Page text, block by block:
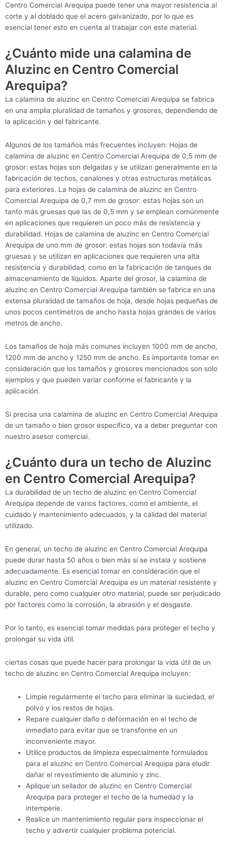
Centro Comercial Arequipa puede tener una mayor resistencia al
corte y al doblado que el acero galvanizado, por lo que es
esencial tener esto en cuenta al trabajar con este material.
¿Cuánto mide una calamina de
Aluzinc en Centro Comercial
Arequipa?
La calamina de aluzinc en Centro Comercial Arequipa se fabrica
en una amplia pluralidad de tamaños y grosores, dependiendo de
la aplicación y del fabricante.
Algunos de los tamaños más frecuentes incluyen: Hojas de
calamina de aluzinc en Centro Comercial Arequipa de 0,5 mm de
grosor: estas hojas son delgadas y se utilizan generalmente en la
fabricación de techos, canalones y otras estructuras metálicas
para exteriores. La hojas de calamina de aluzinc en Centro
Comercial Arequipa de 0,7 mm de grosor: estas hojas son un
tanto más gruesas que las de 0,5 mm y se emplean comúnmente
en aplicaciones que requieren un poco más de resistencia y
durabilidad. Hojas de calamina de aluzinc en Centro Comercial
Arequipa de uno mm de grosor: estas hojas son todavía más
gruesas y se utilizan en aplicaciones que requieren una alta
resistencia y durabilidad, como en la fabricación de tanques de
almacenamiento de líquidos. Aparte del grosor, la calamina de
aluzinc en Centro Comercial Arequipa también se fabrica en una
extensa pluralidad de tamaños de hoja, desde hojas pequeñas de
unos pocos centímetros de ancho hasta hojas grandes de varios
metros de ancho.
Los tamaños de hoja más comunes incluyen 1000 mm de ancho,
1200 mm de ancho y 1250 mm de ancho. Es importante tomar en
consideración que los tamaños y grosores mencionados son solo
ejemplos y que pueden variar conforme el fabricante y la
aplicación.
Si precisa una calamina de aluzinc en Centro Comercial Arequipa
de un tamaño o bien grosor específico, va a deber preguntar con
nuestro asesor comercial.
¿Cuánto dura un techo de Aluzinc
en Centro Comercial Arequipa?
La durabilidad de un techo de aluzinc en Centro Comercial
Arequipa depende de varios factores, como el ambiente, el
cuidado y mantenimiento adecuados, y la calidad del material
utilizado.
En general, un techo de aluzinc en Centro Comercial Arequipa
puede durar hasta 50 años o bien más si se instala y sostiene
adecuadamente. Es esencial tomar en consideración que el
aluzinc en Centro Comercial Arequipa es un material resistente y
durable, pero como cualquier otro material, puede ser perjudicado
por factores como la corrosión, la abrasión y el desgaste.
Por lo tanto, es esencial tomar medidas para proteger el techo y
prolongar su vida útil.
ciertas cosas que puede hacer para prolongar la vida útil de un
techo de aluzinc en Centro Comercial Arequipa incluyen:
Limpie regularmente el techo para eliminar la suciedad, el
polvo y los restos de hojas.
Repare cualquier daño o deformación en el techo de
inmediato para evitar que se transforme en un
inconveniente mayor.
Utilice productos de limpieza especialmente formulados
para el aluzinc en Centro Comercial Arequipa para eludir
dañar el revestimiento de aluminio y zinc.
Aplique un sellador de aluzinc en Centro Comercial
Arequipa para proteger el techo de la humedad y la
intemperie.
Realice un mantenimiento regular para inspeccionar el
techo y advertir cualquier problema potencial.